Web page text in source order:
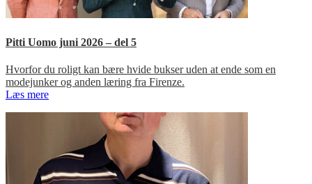
Pitti Uomo juni 2026 – del 5
Hvorfor du roligt kan bære hvide bukser uden at ende som en
modejunker og anden læring fra Firenze.
Læs mere